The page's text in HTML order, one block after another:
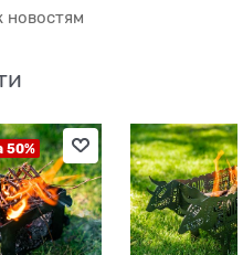
новостям
50%